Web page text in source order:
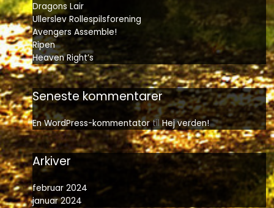
Dragons Lair
Ullerslev Rollespilsforening
Avengers Assemble!
Ripen
Heaven Right’s
Seneste kommentarer
En WordPress-kommentatortilHej verden!
Arkiver
februar 2024
januar 2024